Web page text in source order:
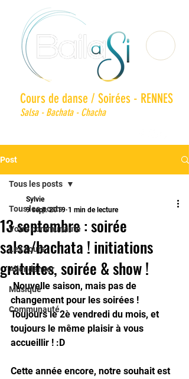
Cours de danse / Soirées - RENNES
Salsa - Bachata - Chacha
Post
Tous les posts
Votre communauté
Les cours
Aller danser
Musique
Communauté
Tous les posts
13 septembre : soirée
salsa/bachata ! initiations
gratuites, soirée & show !
Sylvie
9 sept. 2019 1 min de lecture
Nouvelle saison, mais pas de
changement pour les soirées !
Toujours le 2è vendredi du mois, et
toujours le même plaisir à vous
accueillir ! :D
Cette année encore, notre souhait est